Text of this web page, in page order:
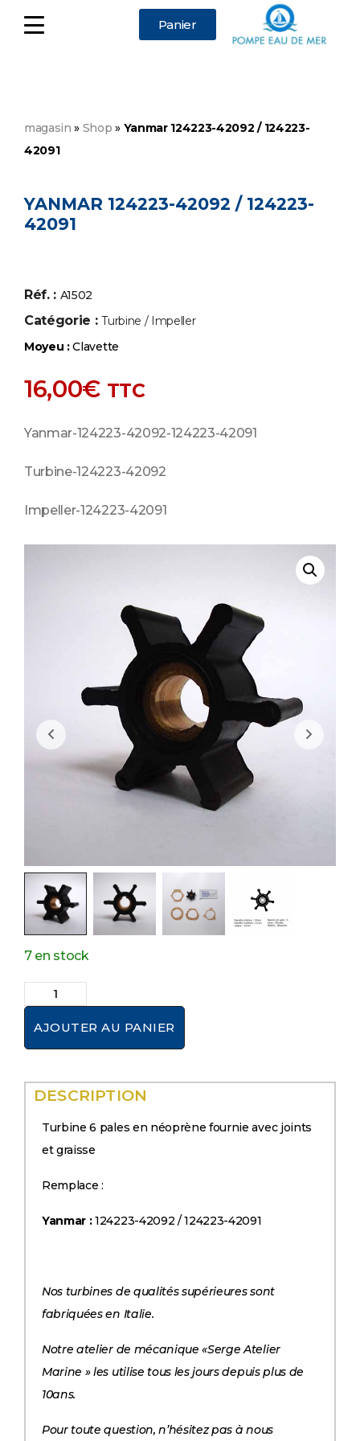
Panier
magasin » Shop » Yanmar 124223-42092 / 124223-
42091
YANMAR 124223-42092 / 124223-
42091
Réf. : A1502
Catégorie :Turbine / Impeller
Moyeu :Clavette
16,00€ TTC
Yanmar-124223-42092-124223-42091
Turbine-124223-42092
Impeller-124223-42091
7 en stock
AJOUTER AU PANIER
DESCRIPTION
Turbine 6 pales en néoprène fournie avec joints
et graisse
Remplace :
Yanmar :124223-42092 / 124223-42091
Nos turbines de qualités supérieures sont
fabriquées en Italie.
Notre atelier de mécanique «Serge Atelier
Marine » les utilise tous les jours depuis plus de
10ans.
Pour toute question, n’hésitez pas à nous